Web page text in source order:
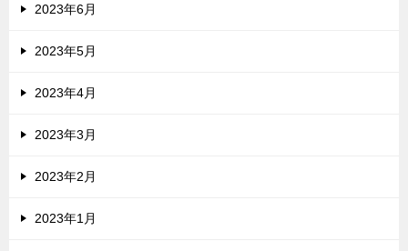
2023年6月
2023年5月
2023年4月
2023年3月
2023年2月
2023年1月